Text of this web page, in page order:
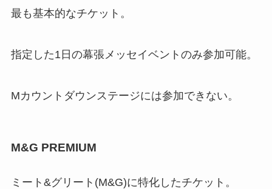
最も基本的なチケット。
指定した1日の幕張メッセイベントのみ参加可能。
Mカウントダウンステージには参加できない。
M&G PREMIUM
ミート&グリート(M&G)に特化したチケット。